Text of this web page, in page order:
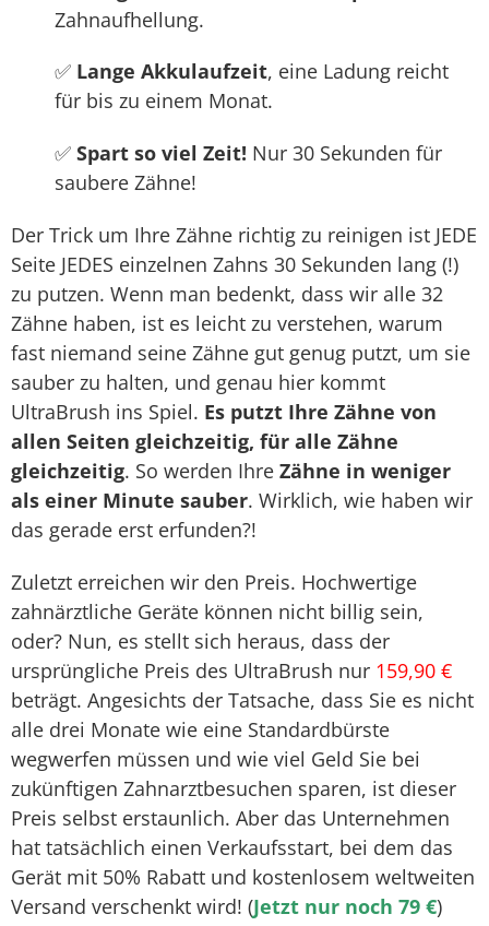
Zahnaufhellung.
✅ Lange Akkulaufzeit, eine Ladung reicht
für bis zu einem Monat.
✅ Spart so viel Zeit! Nur 30 Sekunden für
saubere Zähne!
Der Trick um Ihre Zähne richtig zu reinigen ist JEDE
Seite JEDES einzelnen Zahns 30 Sekunden lang (!)
zu putzen. Wenn man bedenkt, dass wir alle 32
Zähne haben, ist es leicht zu verstehen, warum
fast niemand seine Zähne gut genug putzt, um sie
sauber zu halten, und genau hier kommt
UltraBrush ins Spiel. Es putzt Ihre Zähne von
allen Seiten gleichzeitig, für alle Zähne
gleichzeitig. So werden Ihre Zähne in weniger
als einer Minute sauber. Wirklich, wie haben wir
das gerade erst erfunden?!
Zuletzt erreichen wir den Preis. Hochwertige
zahnärztliche Geräte können nicht billig sein,
oder? Nun, es stellt sich heraus, dass der
ursprüngliche Preis des UltraBrush nur 159,90 €
beträgt. Angesichts der Tatsache, dass Sie es nicht
alle drei Monate wie eine Standardbürste
wegwerfen müssen und wie viel Geld Sie bei
zukünftigen Zahnarztbesuchen sparen, ist dieser
Preis selbst erstaunlich. Aber das Unternehmen
hat tatsächlich einen Verkaufsstart, bei dem das
Gerät mit 50% Rabatt und kostenlosem weltweiten
Versand verschenkt wird! (Jetzt nur noch 79 €)